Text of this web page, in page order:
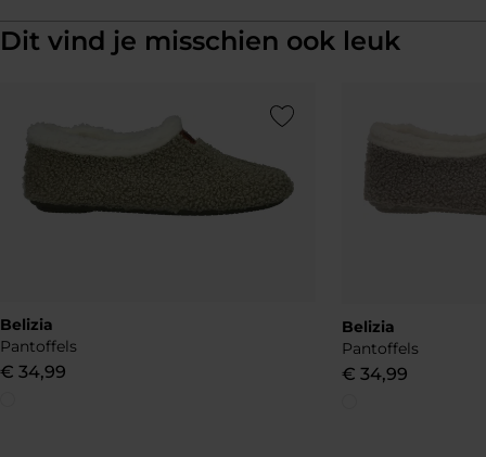
Dit vind je misschien ook leuk
Add to Wishlist
Belizia
Pantoffels
€ 34,99
Belizia
Pantoffels
€ 34,99